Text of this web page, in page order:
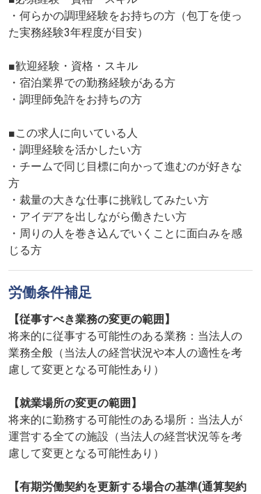
・何らかの調理経験をお持ちの方（包丁を使っ
た実務経験3年程度が目安）
■歓迎経験・資格・スキル
・宿泊業界での勤務経験がある方
・調理師免許をお持ちの方
■この求人に向いている人
・調理経験を活かしたい方
・チームで同じ目標に向かって進むのが好きな
方
・裁量の大きな仕事に挑戦してみたい方
・アイデアを出しながら働きたい方
・周りの人を巻き込んでいくことに面白みを感
じる方
労働条件補足
【従事すべき業務の変更の範囲】
将来的に従事する可能性のある業務：当法人の
業務全般（当法人の経営状況や本人の適性を考
慮して変更となる可能性あり）
【就業場所の変更の範囲】
将来的に勤務する可能性のある場所：当法人が
運営する全ての施設（当法人の経営状況等を考
慮して変更となる可能性あり）
【有期労働契約を更新する場合の基準(通算契約